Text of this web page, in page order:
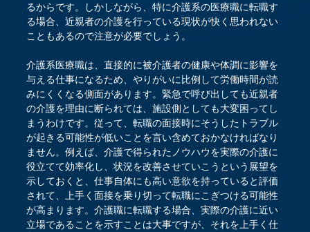
るからです。しかしながら、特に介護系の医療職に転職す
る場合、近親者の介護を行っている現状が快く思われない
こともあるので注意が必要でしょう。
介護系医療職は、直接的に被介護者の健康や体調に影響を
与える仕事になるため、やりがいに比例して労働時間が読
みにくくなる側面があります。緊急で呼び出しても近親者
の介護を理由に断られては、施設側としても大変困ってし
まうわけです。従って、転職の面接時にそうしたトラブル
が起きる可能性が低いことを言い含めておかなければなり
ません。例えば、介護で得られたノウハウを実際の介護に
役立てて効率化し、状況を改善させていこうという展望を
示しておくと、仕事自体にも高い意欲を持っていると評価
されて、上手く面接を乗り切って転職にこぎつける可能性
が高まります。介護職に転職する場合、実際の介護に近い
立場であることを示すことは大事ですが、それを上手く仕